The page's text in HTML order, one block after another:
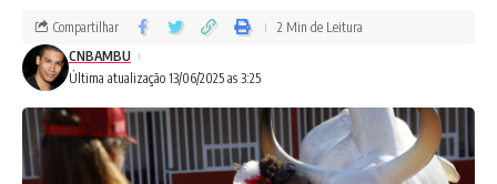
Última atualização 13/06/2025 as 3:25
CNBAMBU
Compartilhar 2 Min de Leitura